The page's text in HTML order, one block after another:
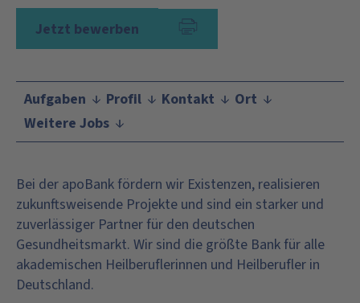
Jetzt bewerben
Aufgaben Profil Kontakt
Ort
Weitere Jobs
Bei der apoBank fördern wir Existenzen, realisieren
zukunftsweisende Projekte und sind ein starker und
zuverlässiger Partner für den deutschen
Gesundheitsmarkt. Wir sind die größte Bank für alle
akademischen Heilberuflerinnen und Heilberufler in
Deutschland.